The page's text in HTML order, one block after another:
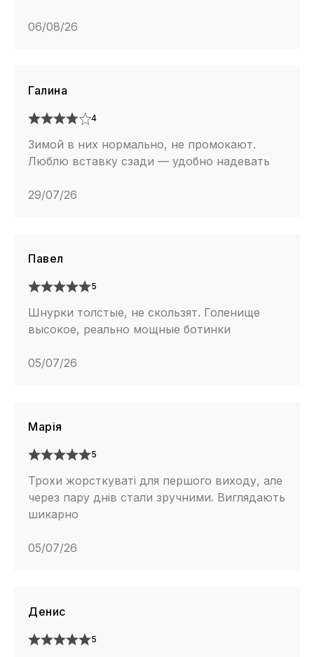
06/08/26
Галина
4
Зимой в них нормально, не промокают.
Люблю вставку сзади — удобно надевать
29/07/26
Павел
5
Шнурки толстые, не скользят. Голенище
высокое, реально мощные ботинки
05/07/26
Марія
5
Трохи жорсткуваті для першого виходу, але
через пару днів стали зручними. Виглядають
шикарно
05/07/26
Денис
5